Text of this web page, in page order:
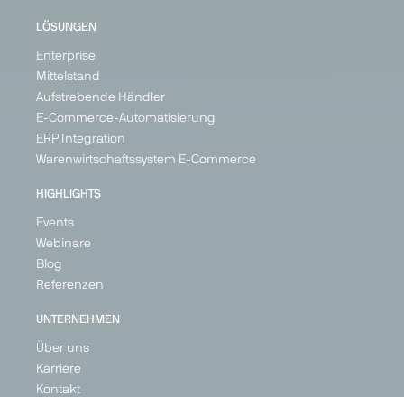
LÖSUNGEN
Enterprise
Mittelstand
Aufstrebende Händler
E-Commerce-Automatisierung
ERP Integration
Warenwirtschaftssystem E-Commerce
HIGHLIGHTS
Events
Webinare
Blog
Referenzen
UNTERNEHMEN
Über uns
Karriere
Kontakt